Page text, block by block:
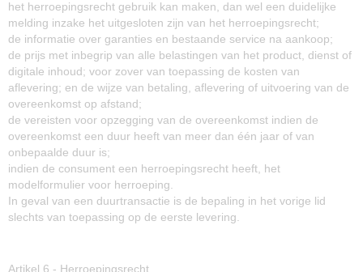
het herroepingsrecht gebruik kan maken, dan wel een duidelijke
melding inzake het uitgesloten zijn van het herroepingsrecht;
de informatie over garanties en bestaande service na aankoop;
de prijs met inbegrip van alle belastingen van het product, dienst of
digitale inhoud; voor zover van toepassing de kosten van
aflevering; en de wijze van betaling, aflevering of uitvoering van de
overeenkomst op afstand;
de vereisten voor opzegging van de overeenkomst indien de
overeenkomst een duur heeft van meer dan één jaar of van
onbepaalde duur is;
indien de consument een herroepingsrecht heeft, het
modelformulier voor herroeping.
In geval van een duurtransactie is de bepaling in het vorige lid
slechts van toepassing op de eerste levering.
Artikel 6 - Herroepingsrecht